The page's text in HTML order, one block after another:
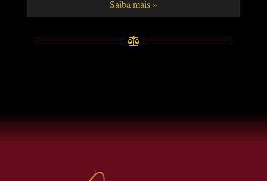
Saiba mais »